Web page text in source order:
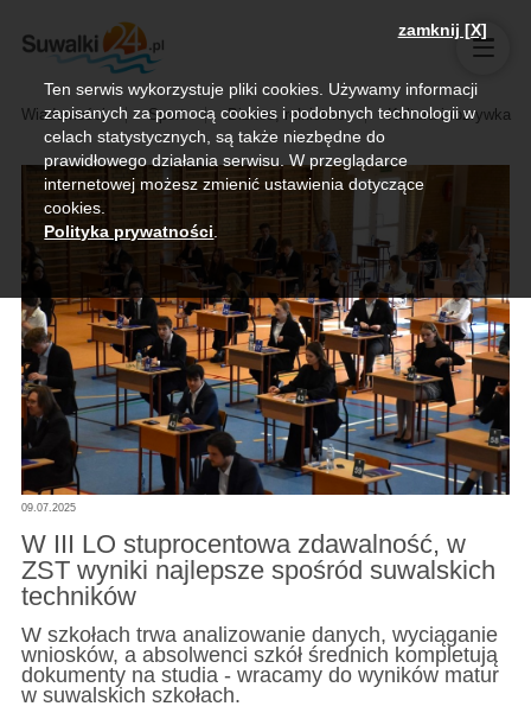
Wiadomości Sport Biznes, rolnictwo Kultura i rozrywka
09.07.2025
W III LO stuprocentowa zdawalność, w
ZST wyniki najlepsze spośród suwalskich
techników
W szkołach trwa analizowanie danych, wyciąganie
wniosków, a absolwenci szkół średnich kompletują
dokumenty na studia - wracamy do wyników matur
w suwalskich szkołach.
zamknij [X]
Ten serwis wykorzystuje pliki cookies. Używamy informacji
zapisanych za pomocą cookies i podobnych technologii w
celach statystycznych, są także niezbędne do
prawidłowego działania serwisu. W przeglądarce
internetowej możesz zmienić ustawienia dotyczące
cookies.
Polityka prywatności